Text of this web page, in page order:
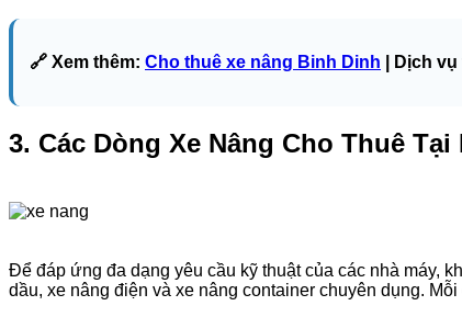
🔗 Xem thêm: Cho thuê xe nâng Binh Dinh | Dịch
3. Các Dòng Xe Nâng Cho Thuê
Để đáp ứng đa dạng yêu cầu kỹ thuật của các nhà máy,
dầu, xe nâng điện và xe nâng container chuyên dụng.